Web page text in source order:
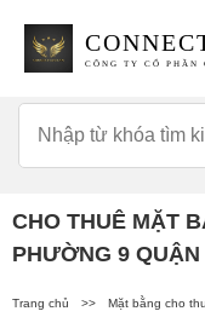
CÔNG TY CỔ PHẦN
CHO THUÊ MẶT
PHƯỜNG 9
Trang chủ >> Mặt bằng cho